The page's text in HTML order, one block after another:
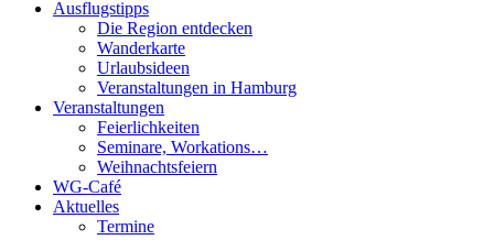
Ausflugstipps
Die Region entdecken
Wanderkarte
Urlaubsideen
Veranstaltungen in Hamburg
Veranstaltungen
Feierlichkeiten
Seminare, Workations…
Weihnachtsfeiern
WG-Café
Aktuelles
Termine